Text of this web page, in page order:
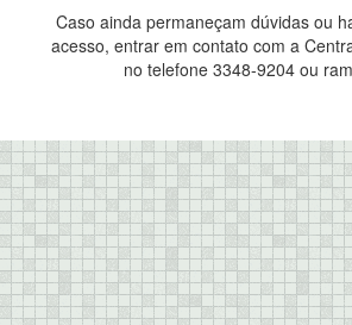
Caso ainda permaneçam dúvidas ou
acesso, entrar em contato com a
no telefone 3348-9204 ou